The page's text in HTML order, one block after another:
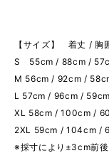
【サイズ】 着丈 / 胸
S 55cm / 88cm /
M 56cm / 92cm /
L 57cm / 96cm /
XL 58cm / 100cm /
2XL 59cm / 104cm /
※採寸により±3cm前後